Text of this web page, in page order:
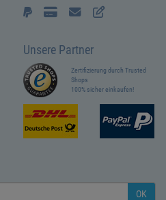
Unsere Partner
Zertifizierung durch Trusted
Shops
100% sicher einkaufen!
OK